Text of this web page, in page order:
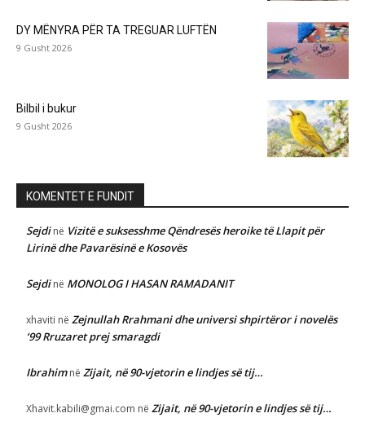
DY MËNYRA PËR TA TREGUAR LUFTËN
9 Gusht 2026
Bilbil i bukur
9 Gusht 2026
KOMENTET E FUNDIT
Sejdinë Vizitë e suksesshme Qëndresës heroike të Llapit për
Lirinë dhe Pavarësinë e Kosovës
Sejdinë MONOLOG I HASAN RAMADANIT
xhaviti në Zejnullah Rrahmani dhe universi shpirtëror i novelës
‘99 Rruzaret prej smaragdi
Ibrahimnë Zijait, në 90-vjetorin e lindjes së tij…
Xhavit.kabili@gmai.com në Zijait, në 90-vjetorin e lindjes së tij…